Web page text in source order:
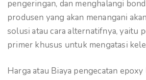
pengeringan, dan menghalangi
produsen yang akan menangani
solusi atau cara alternatifnya, yaitu
primer khusus untuk mengatasi
Harga atau Biaya pengecatan